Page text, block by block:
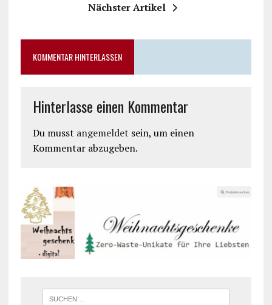
Nächster Artikel
KOMMENTAR HINTERLASSEN
Hinterlasse einen Kommentar
Du musst angemeldet sein, um einen
Kommentar abzugeben.